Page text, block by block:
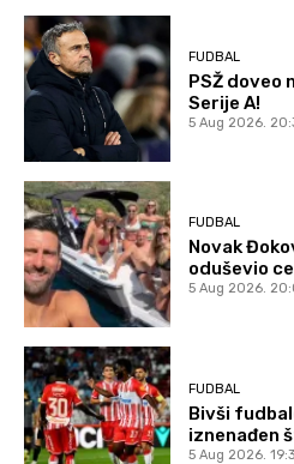
FUDBAL
PSŽ doveo
Serije A!
5 Aug 2026.
FUDBAL
Novak
oduševio
5 Aug 2026.
FUDBAL
Bivši
iznenađen
5 Aug 2026.